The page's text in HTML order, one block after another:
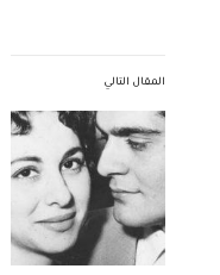
المقال التالي